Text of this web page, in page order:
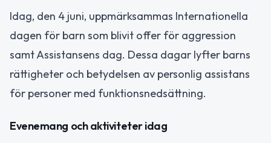
Idag, den 4 juni, uppmärksammas Internationella
dagen för barn som blivit offer för aggression
samt Assistansens dag. Dessa dagar lyfter barns
rättigheter och betydelsen av personlig assistans
för personer med funktionsnedsättning.
Evenemang och aktiviteter idag